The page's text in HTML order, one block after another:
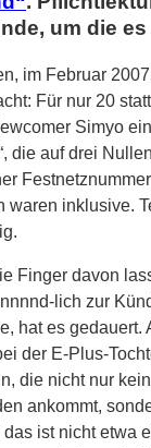
um die
im Februar
Für nur 20
Simyo
die auf drei
waren inklusive.
Finger davon
lich zur
hat es gedauert.
der E-Plus-
die nicht nur
ankommt,
ist nicht etwa